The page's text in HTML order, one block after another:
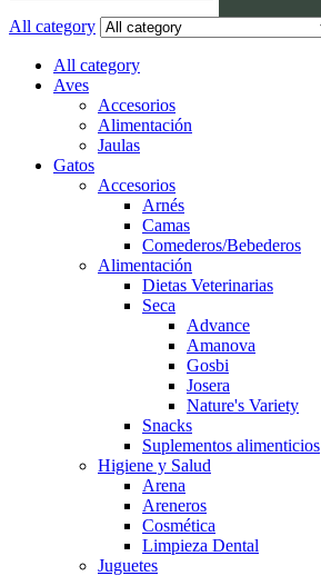
All category
All category
Aves
Accesorios
Alimentación
Jaulas
Gatos
Accesorios
Arnés
Camas
Comederos/Bebederos
Alimentación
Dietas Veterinarias
Seca
Advance
Amanova
Gosbi
Josera
Nature's Variety
Snacks
Suplementos alimenticios
Higiene y Salud
Arena
Areneros
Cosmética
Limpieza Dental
Juguetes